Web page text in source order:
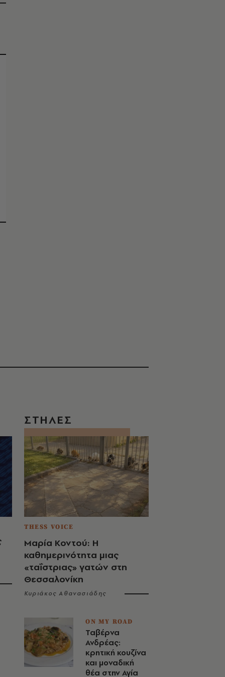
ΣΤΗΛΕΣ
THESS VOICE
Μαρία Κοντού: Η
καθημερινότητα μιας
«ταΐστριας» γατών στη
Θεσσαλονίκη
Κυριάκος Αθανασιάδης
ON MY ROAD
Ταβέρνα
Ανδρέας:
κρητική κουζίνα
και μοναδική
θέα στην Αγία